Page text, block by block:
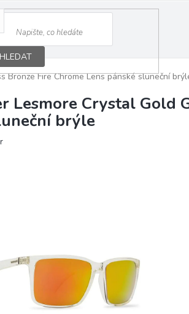
HLEDAT
Bronze Fire Chrome Lens pánské sluneční
Lesmore Crystal Gold
brýle